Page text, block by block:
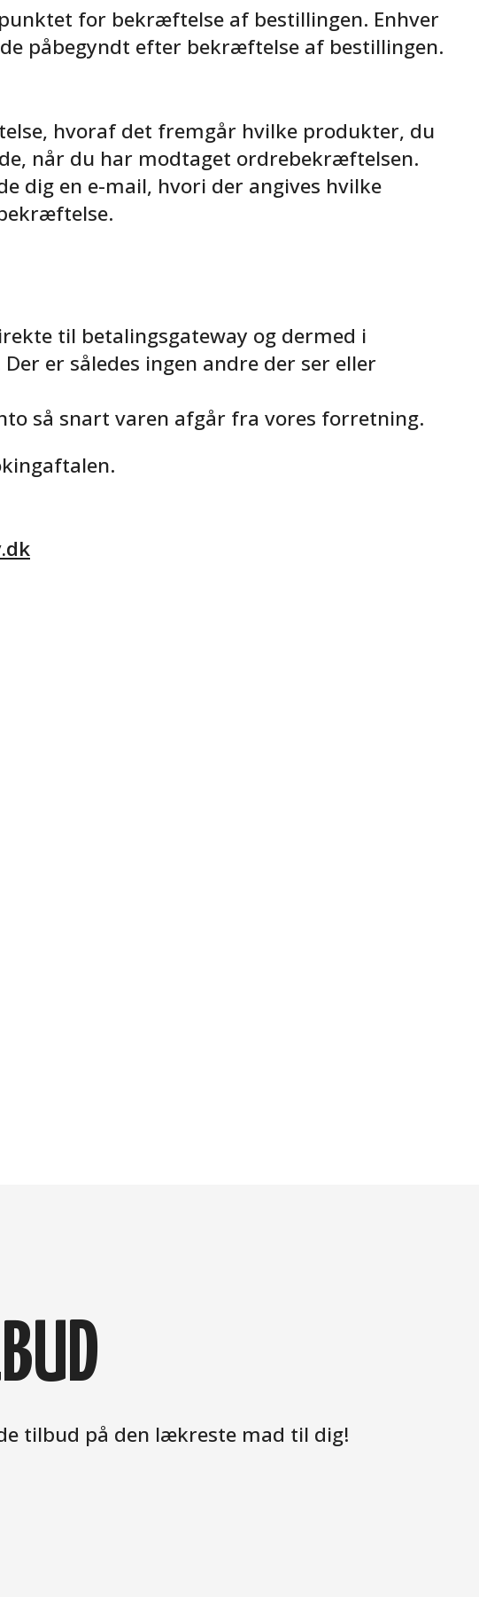
for bekræftelse af bestillingen. Enhver
påbegyndt efter bekræftelse af bestillingen.
hvoraf det fremgår hvilke produkter, du
når du har modtaget ordrebekræftelsen.
dig en e-mail, hvori der angives hvilke
til betalingsgateway og dermed i
er således ingen andre der ser eller
så snart varen afgår fra vores forretning.
tilbud på den lækreste mad til dig!